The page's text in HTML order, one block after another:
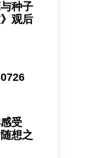
种子
观后
受
想之